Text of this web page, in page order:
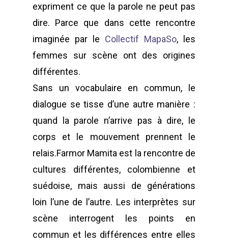
expriment ce que la parole ne peut pas
dire. Parce que dans cette rencontre
imaginée par le Collectif MapaSo, les
femmes sur scène ont des origines
différentes.
Sans un vocabulaire en commun, le
dialogue se tisse d’une autre manière :
quand la parole n’arrive pas à dire, le
corps et le mouvement prennent le
relais.Farmor Mamita est la rencontre de
cultures différentes, colombienne et
suédoise, mais aussi de générations
loin l’une de l’autre. Les interprètes sur
scène interrogent les points en
commun et les différences entre elles
POUR L'ÉGALITÉ DE
DANS LE SPECTACLE
ET LES ARTS VISUELS
À propos
Contacts
Annuaire
Adhérentes
Actualités